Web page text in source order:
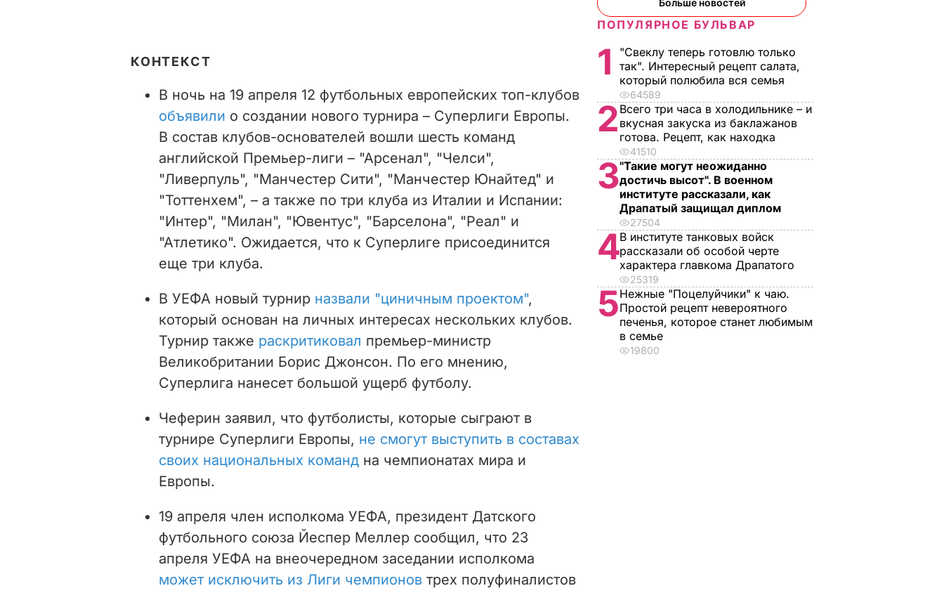
КОНТЕКСТ
В ночь на 19 апреля 12 футбольных европейских топ-клубов
объявили о создании нового турнира – Суперлиги Европы.
В состав клубов-основателей вошли шесть команд
английской Премьер-лиги – "Арсенал", "Челси",
"Ливерпуль", "Манчестер Сити", "Манчестер Юнайтед" и
"Тоттенхем", – а также по три клуба из Италии и Испании:
"Интер", "Милан", "Ювентус", "Барселона", "Реал" и
"Атлетико". Ожидается, что к Суперлиге присоединится
еще три клуба.
В УЕФА новый турнир назвали "циничным проектом",
который основан на личных интересах нескольких клубов.
Турнир также раскритиковал премьер-министр
Великобритании Борис Джонсон. По его мнению,
Суперлига нанесет большой ущерб футболу.
Чеферин заявил, что футболисты, которые сыграют в
турнире Суперлиги Европы, не смогут выступить в составах
своих национальных команд на чемпионатах мира и
Европы.
19 апреля член исполкома УЕФА, президент Датского
футбольного союза Йеспер Меллер сообщил, что 23
апреля УЕФА на внеочередном заседании исполкома
может исключить из Лиги чемпионов трех полуфиналистов
Больше новостей
ПОПУЛЯРНОЕ БУЛЬВАР
1
"Свеклу теперь готовлю только
так". Интересный рецепт салата,
который полюбила вся семья
64589
2 Всего три часа в холодильнике – и
вкусная закуска из баклажанов
готова. Рецепт, как находка
41510
3"Такие могут неожиданно
достичь высот". В военном
институте рассказали, как
Драпатый защищал диплом
27504
4В институте танковых войск
рассказали об особой черте
характера главкома Драпатого
25319
5Нежные "Поцелуйчики" к чаю.
Простой рецепт невероятного
печенья, которое станет любимым
в семье
19800